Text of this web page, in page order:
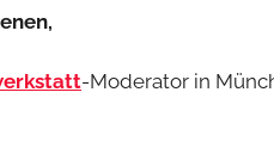
-Moderator in